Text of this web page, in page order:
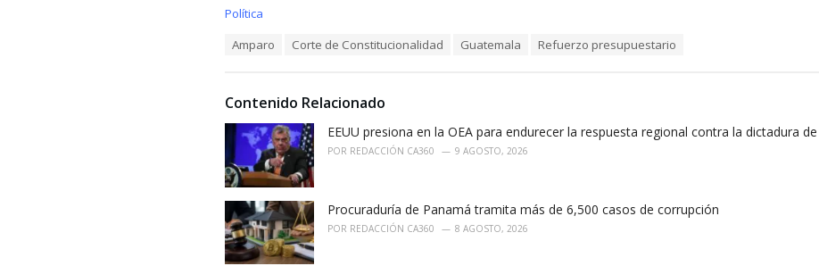
C
r
i
s
:
Política
:
Amparo Corte de Constitucionalidad Guatemala Refuerzo presupuestario
Contenido Relacionado
EEUU presiona en la OEA para endurecer la respuesta regional contra la dictadura
POR REDACCIÓN CA360 9 AGOSTO, 2026
Procuraduría de Panamá tramita más de 6,500 casos de corrupción
POR REDACCIÓN CA360 8 AGOSTO, 2026